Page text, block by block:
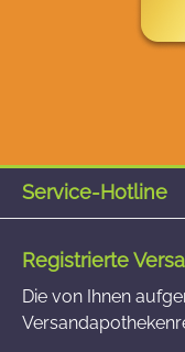
Service-Hotline
Registrierte
Die von Ihnen